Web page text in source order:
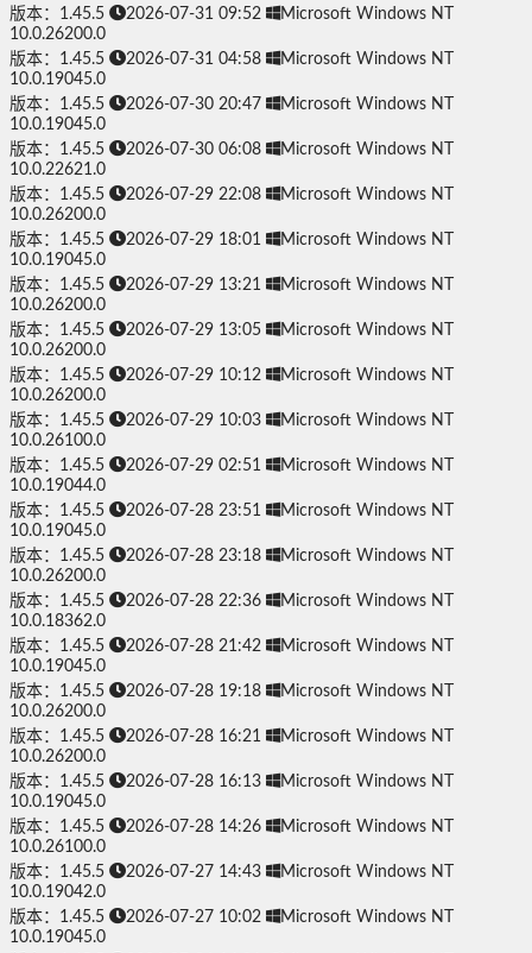
版本：1.45.5
2026-07-31 09:52
Microsoft Windows NT
10.0.26200.0
版本：1.45.5
2026-07-31 04:58
Microsoft Windows NT
10.0.19045.0
版本：1.45.5
2026-07-30 20:47
Microsoft Windows NT
10.0.19045.0
版本：1.45.5
2026-07-30 06:08
Microsoft Windows NT
10.0.22621.0
版本：1.45.5
2026-07-29 22:08
Microsoft Windows NT
10.0.26200.0
版本：1.45.5
2026-07-29 18:01
Microsoft Windows NT
10.0.19045.0
版本：1.45.5
2026-07-29 13:21
Microsoft Windows NT
10.0.26200.0
版本：1.45.5
2026-07-29 13:05
Microsoft Windows NT
10.0.26200.0
版本：1.45.5
2026-07-29 10:12
Microsoft Windows NT
10.0.26200.0
版本：1.45.5
2026-07-29 10:03
Microsoft Windows NT
10.0.26100.0
版本：1.45.5
2026-07-29 02:51
Microsoft Windows NT
10.0.19044.0
版本：1.45.5
2026-07-28 23:51
Microsoft Windows NT
10.0.19045.0
版本：1.45.5
2026-07-28 23:18
Microsoft Windows NT
10.0.26200.0
版本：1.45.5
2026-07-28 22:36
Microsoft Windows NT
10.0.18362.0
版本：1.45.5
2026-07-28 21:42
Microsoft Windows NT
10.0.19045.0
版本：1.45.5
2026-07-28 19:18
Microsoft Windows NT
10.0.26200.0
版本：1.45.5
2026-07-28 16:21
Microsoft Windows NT
10.0.26200.0
版本：1.45.5
2026-07-28 16:13
Microsoft Windows NT
10.0.19045.0
版本：1.45.5
2026-07-28 14:26
Microsoft Windows NT
10.0.26100.0
版本：1.45.5
2026-07-27 14:43
Microsoft Windows NT
10.0.19042.0
版本：1.45.5
2026-07-27 10:02
Microsoft Windows NT
10.0.19045.0